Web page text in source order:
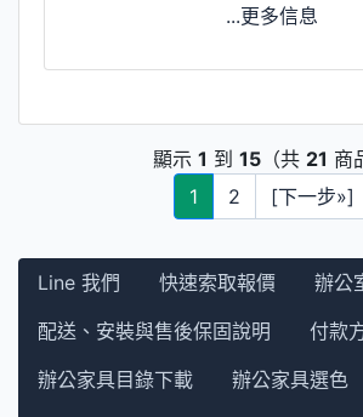
...更多信息
顯示 1 到 15（共 21 商
1
2 [下一步»]
Line 我們 快速索取報價
辦公
配送、安裝與售後保固說明
付款
辦公家具目錄下載
辦公家具選色